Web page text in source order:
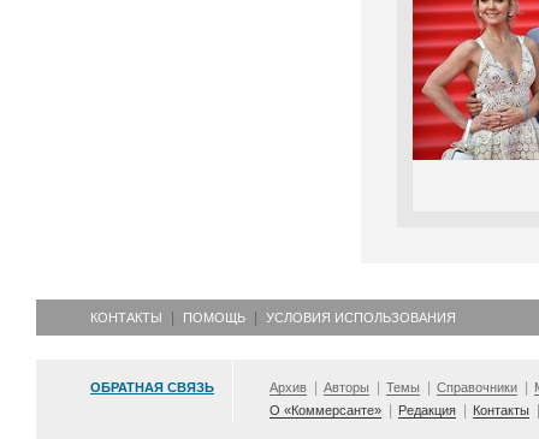
КОНТАКТЫ ПОМОЩЬ УСЛОВИЯ ИСПОЛЬЗОВАНИЯ
ОБРАТНАЯ СВЯЗЬ Архив Авторы Темы Справочники
О «Коммерсанте»
Редакция Контакты